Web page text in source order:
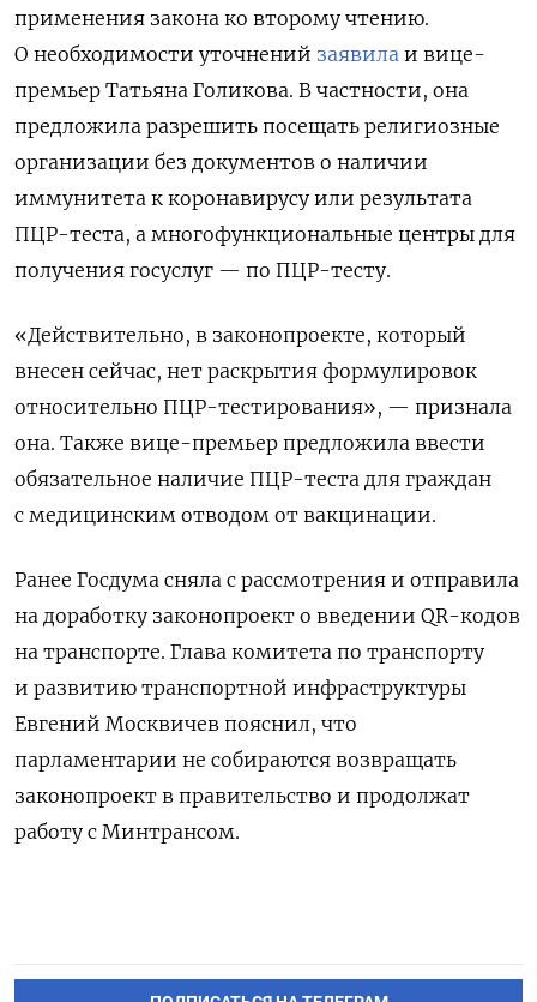
применения закона ко второму чтению.
О необходимости уточнений заявила и вице-
премьер Татьяна Голикова. В частности, она
предложила разрешить посещать религиозные
организации без документов о наличии
иммунитета к коронавирусу или результата
ПЦР-теста, а многофункциональные центры для
получения госуслуг — по ПЦР-тесту.
«Действительно, в законопроекте, который
внесен сейчас, нет раскрытия формулировок
относительно ПЦР-тестирования», — признала
она. Также вице-премьер предложила ввести
обязательное наличие ПЦР-теста для граждан
с медицинским отводом от вакцинации.
Ранее Госдума сняла с рассмотрения и отправила
на доработку законопроект о введении QR-кодов
на транспорте. Глава комитета по транспорту
и развитию транспортной инфраструктуры
Евгений Москвичев пояснил, что
парламентарии не собираются возвращать
законопроект в правительство и продолжат
работу с Минтрансом.